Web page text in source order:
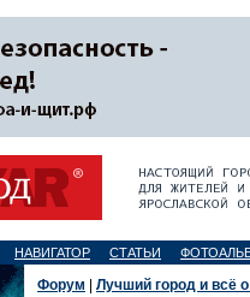
НАВИГАТОР СТАТЬИ
Форум Лучший город и всё